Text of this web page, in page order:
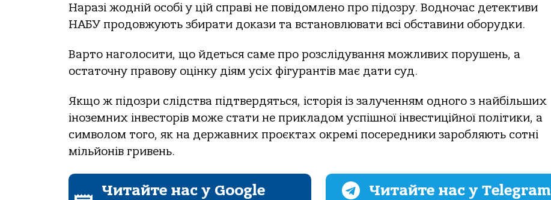
Наразі жодній особі у цій справі не повідомлено про підозру. Водночас детективи
НАБУ продовжують збирати докази та встановлювати всі обставини оборудки.
Варто наголосити, що йдеться саме про розслідування можливих порушень, а
остаточну правову оцінку діям усіх фігурантів має дати суд.
Якщо ж підозри слідства підтвердяться, історія із залученням одного з найбільших
іноземних інвесторів може стати не прикладом успішної інвестиційної політики, а
символом того, як на державних проєктах окремі посередники заробляють сотні
мільйонів гривень.
Читайте нас у Google
Читайте нас у Telegram